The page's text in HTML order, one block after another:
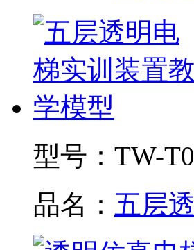
型号： TW-
品名： 五层